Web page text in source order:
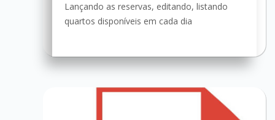
Lançando as reservas, editando, listando
quartos disponíveis em cada dia